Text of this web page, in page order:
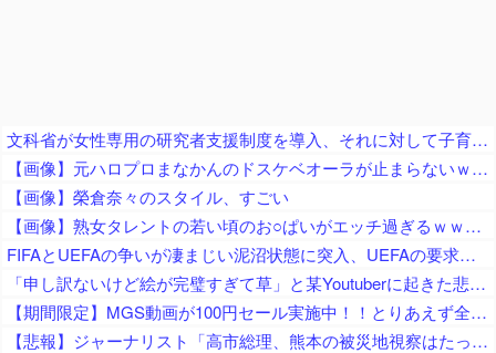
文科省が女性専用の研究者支援制度を導入、それに対して子育て負担に苦しむ若手男性研究者は……
【画像】元ハロプロまなかんのドスケベオーラが止まらないｗｗｗｗ
【画像】榮倉奈々のスタイル、すごい
【画像】熟女タレントの若い頃のお○ぱいがエッチ過ぎるｗｗｗｗｗ
FIFAとUEFAの争いが凄まじい泥沼状態に突入、UEFAの要求を呑んだFIFAだったがUEFA側は強硬姿勢を崩さず……
「申し訳ないけど絵が完璧すぎて草」と某Youtuberに起きた悲劇に目撃者騒然、”映え”のために愛車をを停めて撮影していたら……
【期間限定】MGS動画が100円セール実施中！！とりあえず全部買うやろｗｗｗｗｗ
【悲報】ジャーナリスト「高市総理、熊本の被災地視察はたったの3分！」 → ライブ動画で19分超の滞在が発覚 ｗｗｗｗｗｗｗｗｗｗｗｗｗｗｗ